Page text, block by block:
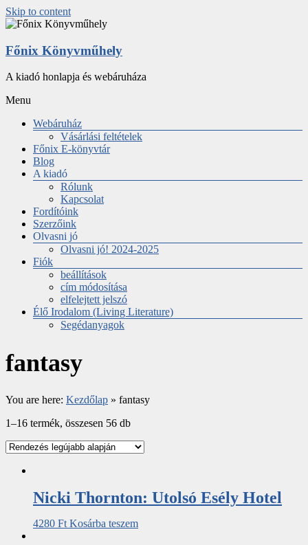
Skip to content
Főnix Könyvműhely
A kiadó honlapja és webáruháza
Menu
Webáruház
Vásárlási feltételek
Főnix E-könyvtár
Blog
A kiadó
Rólunk
Kapcsolat
Fordítóink
Szerzőink
Olvasni jó
Olvasni jó! 2024-2025
Fiók
beállítások
cím módosítása
elfelejtett jelszó
Élő Irodalom (Living Literature)
Segédanyagok
fantasy
You are here: Kezdőlap » fantasy
1–16 termék, összesen 56 db
Nicki Thornton: Utolsó Esély Hotel
4280 Ft Kosárba teszem